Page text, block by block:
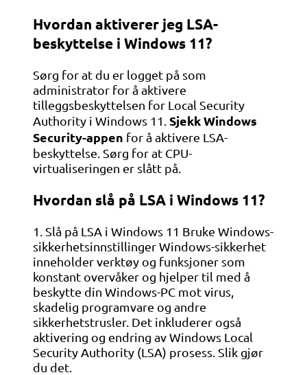
Hvordan aktiverer jeg LSA-
beskyttelse i Windows 11?
Sørg for at du er logget på som
administrator for å aktivere
tilleggsbeskyttelsen for Local Security
Authority i Windows 11. Sjekk Windows
Security-appen for å aktivere LSA-
beskyttelse. Sørg for at CPU-
virtualiseringen er slått på.
Hvordan slå på LSA i Windows 11?
1. Slå på LSA i Windows 11 Bruke Windows-
sikkerhetsinnstillinger Windows-sikkerhet
inneholder verktøy og funksjoner som
konstant overvåker og hjelper til med å
beskytte din Windows-PC mot virus,
skadelig programvare og andre
sikkerhetstrusler. Det inkluderer også
aktivering og endring av Windows Local
Security Authority (LSA) prosess. Slik gjør
du det.